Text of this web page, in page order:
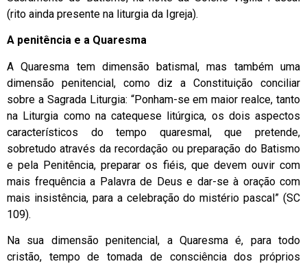
(rito ainda presente na liturgia da Igreja).
A penitência e a Quaresma
A Quaresma tem dimensão batismal, mas também uma
dimensão penitencial, como diz a Constituição conciliar
sobre a Sagrada Liturgia: “Ponham-se em maior realce, tanto
na Liturgia como na catequese litúrgica, os dois aspectos
característicos do tempo quaresmal, que pretende,
sobretudo através da recordação ou preparação do Batismo
e pela Penitência, preparar os fiéis, que devem ouvir com
mais frequência a Palavra de Deus e dar-se à oração com
mais insistência, para a celebração do mistério pascal” (SC
109).
Na sua dimensão penitencial, a Quaresma é, para todo
cristão, tempo de tomada de consciência dos próprios